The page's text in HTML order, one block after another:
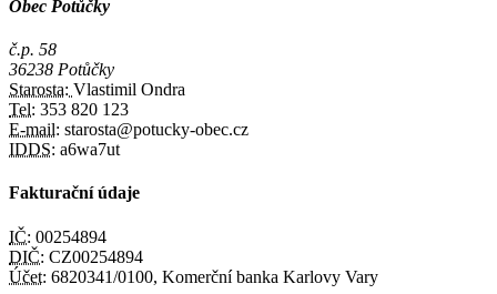
Obec Potůčky
č.p. 58
36238 Potůčky
Starosta: Vlastimil Ondra
Tel: 353 820 123
E-mail: starosta@potucky-obec.cz
IDDS: a6wa7ut
Fakturační údaje
IČ: 00254894
DIČ: CZ00254894
Účet: 6820341/0100, Komerční banka Karlovy Vary